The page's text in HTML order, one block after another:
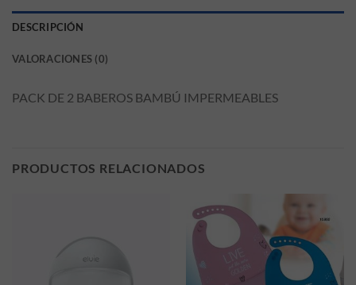
DESCRIPCIÓN
VALORACIONES (0)
PACK DE 2 BABEROS BAMBÚ IMPERMEABLES
PRODUCTOS RELACIONADOS